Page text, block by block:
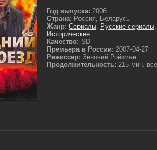
Год выпуска: 2006
Страна: Россия, Беларусь
Жанр: Сериалы, Русские сериалы,
Исторические
Качество: SD
Премьера в России: 2007-04-27
Режиссер: Зиновий Ройзман
Продолжительность: 215 мин.